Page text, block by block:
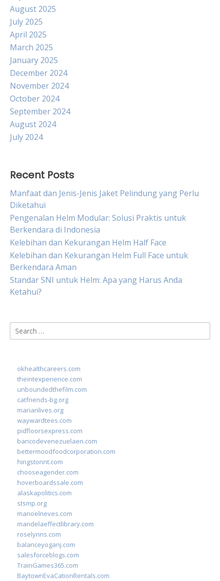
August 2025
July 2025
April 2025
March 2025
January 2025
December 2024
November 2024
October 2024
September 2024
August 2024
July 2024
Recent Posts
Manfaat dan Jenis-Jenis Jaket Pelindung yang Perlu
Diketahui
Pengenalan Helm Modular: Solusi Praktis untuk
Berkendara di Indonesia
Kelebihan dan Kekurangan Helm Half Face
Kelebihan dan Kekurangan Helm Full Face untuk
Berkendara Aman
Standar SNI untuk Helm: Apa yang Harus Anda
Ketahui?
Search
for:
okhealthcareers.com
theintexperience.com
unboundedthefilm.com
catfriends-bg.org
marianlives.org
waywardtees.com
pidfloorsexpress.com
bancodevenezuelaen.com
bettermoodfoodcorporation.com
hingstonnt.com
chooseagender.com
hoverboardssale.com
alaskapolitics.com
stsmp.org
manoelneves.com
mandelaeffectlibrary.com
roselynns.com
balanceyoganj.com
salesforceblogs.com
TrainGames365.com
BaytownEvaCationRentals.com